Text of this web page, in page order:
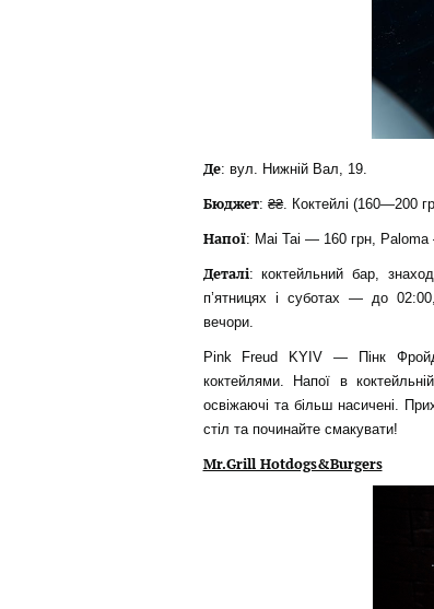
Де: вул. Нижній Вал, 19.
Бюджет: ₴₴. Коктейлі (160—200
Напої: Mai Tai — 160 грн,
Деталі: коктейльний бар,
п’ятницях і суботах — до
вечори.
Pink Freud KYIV — Пінк Фройд
коктейлями. Напої в
освіжаючі та більш насичені.
стіл та починайте смакувати!
Mr.Grill Hotdogs&Burgers